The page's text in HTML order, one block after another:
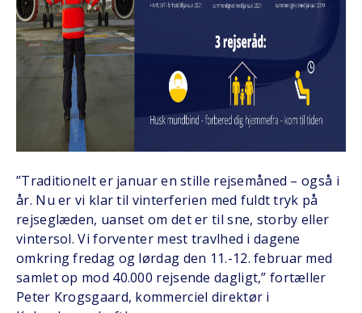
”Traditionelt er januar en stille rejsemåned – også i
år. Nu er vi klar til vinterferien med fuldt tryk på
rejseglæden, uanset om det er til sne, storby eller
vintersol. Vi forventer mest travlhed i dagene
omkring fredag og lørdag den 11.-12. februar med
samlet op mod 40.000 rejsende dagligt,” fortæller
Peter Krogsgaard, kommerciel direktør i